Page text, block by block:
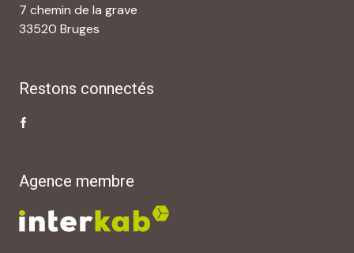
7 chemin de la grave
33520 Bruges
Restons connectés
Agence membre